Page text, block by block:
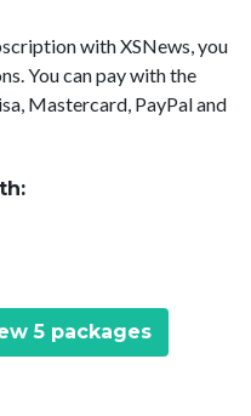
with XSNews, you
You can pay with the
Mastercard, PayPal and
5 packages